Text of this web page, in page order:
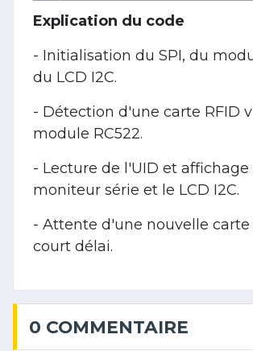
Explication du code
- Initialisation du SPI, du
du LCD I2C.
- Détection d'une carte RFID
module RC522.
- Lecture de l'UID et affichage
moniteur série et le LCD I2C.
- Attente d'une nouvelle carte
court délai.
0 COMMENTAIRE